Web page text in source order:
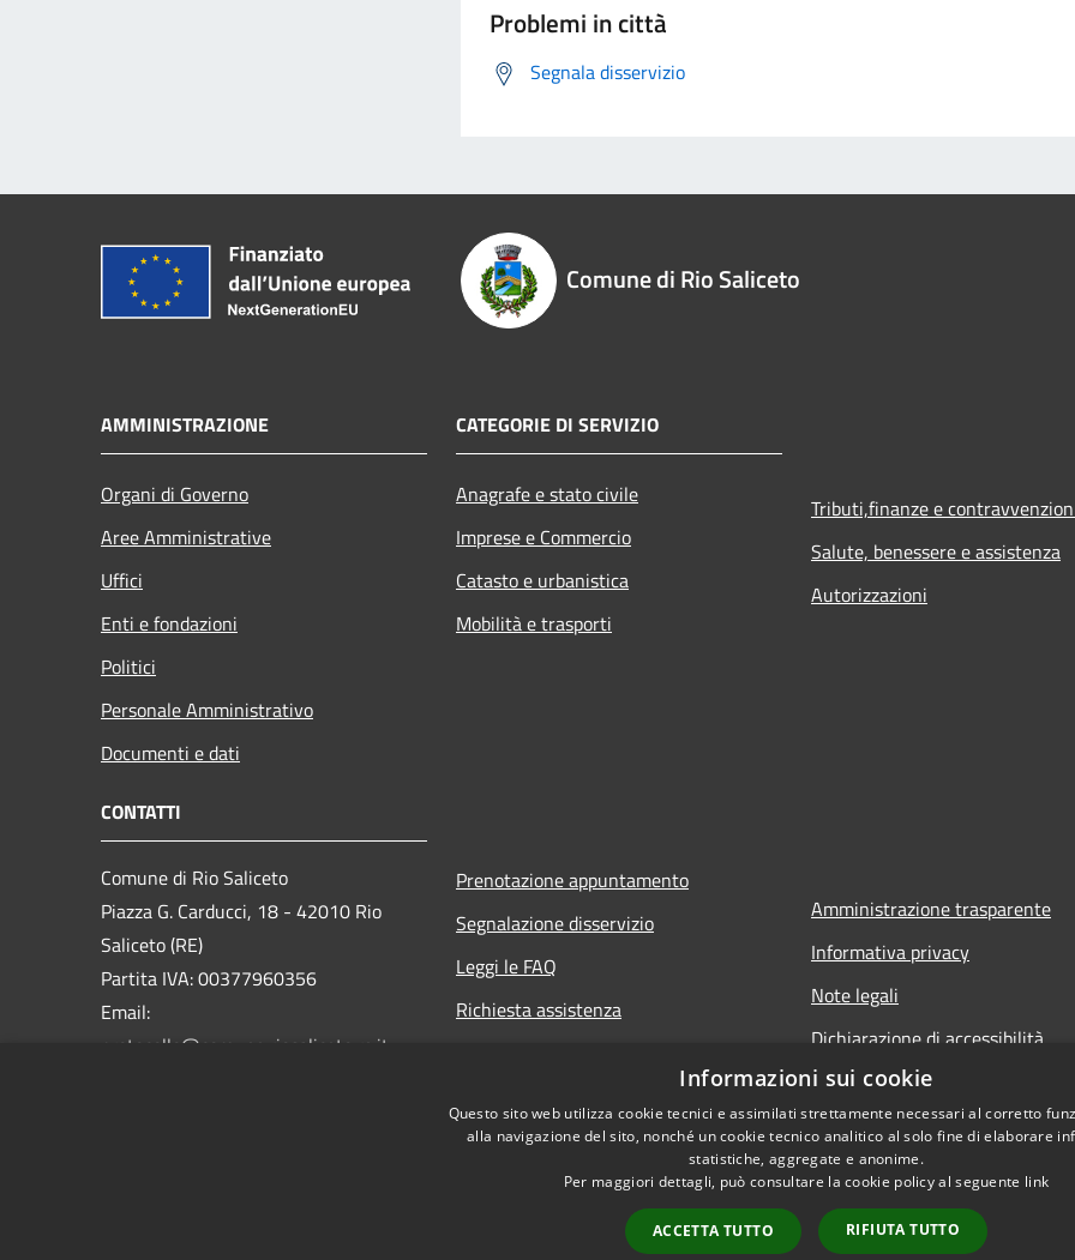
Problemi in città
Segnala disservizio
Comune di Rio Saliceto
AMMINISTRAZIONE
Organi di Governo
Aree Amministrative
Uffici
Enti e fondazioni
Politici
Personale Amministrativo
Documenti e dati
CATEGORIE DI SERVIZIO
Anagrafe e stato civile
Imprese e Commercio
Catasto e urbanistica
Mobilità e trasporti
Tributi,finanze e
Salute, benessere e assistenza
Autorizzazioni
CONTATTI
Comune di Rio Saliceto
Piazza G. Carducci, 18 - 42010 Rio
Saliceto (RE)
Partita IVA: 00377960356
Email:
protocollo@comune.riosaliceto.re.it
Prenotazione appuntamento
Segnalazione disservizio
Leggi le FAQ
Richiesta assistenza
Amministrazione trasparente
Informativa privacy
Note legali
Dichiarazione di accessibilità
Informazioni sui cookie
Questo sito web utilizza cookie tecnici e assimilati strettamente necessari al corretto
alla navigazione del sito, nonché un cookie tecnico analitico al solo fine di elaborare
statistiche, aggregate e anonime.
Per maggiori dettagli, può consultare la cookie policy al seguente link
ACCETTA TUTTO RIFIUTA TUTTO